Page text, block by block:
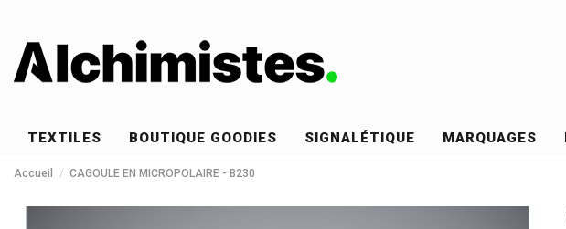
TEXTILES BOUTIQUE GOODIES SIGNALÉTIQUE MARQUAGES
Accueil CAGOULE EN MICROPOLAIRE - B230